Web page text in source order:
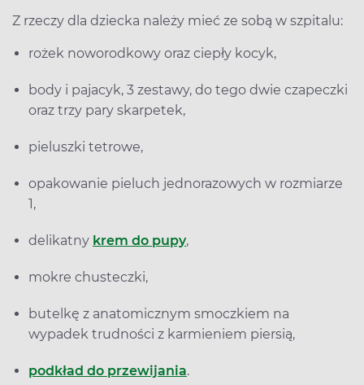
Z rzeczy dla dziecka należy mieć ze sobą w szpitalu:
rożek noworodkowy oraz ciepły kocyk,
body i pajacyk, 3 zestawy, do tego dwie czapeczki
oraz trzy pary skarpetek,
pieluszki tetrowe,
opakowanie pieluch jednorazowych w rozmiarze
1,
delikatny krem do pupy,
mokre chusteczki,
butelkę z anatomicznym smoczkiem na
wypadek trudności z karmieniem piersią,
podkład do przewijania.